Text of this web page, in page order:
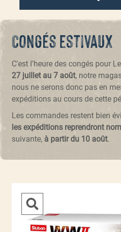
Congés estivaux
C'est l'heure des congés pour
27 juillet au 7 août, notre
nous ne serons donc pas en
expéditions au cours de cette
Les commandes restent bien
les expéditions reprendront
suivante, à partir du 10 août.